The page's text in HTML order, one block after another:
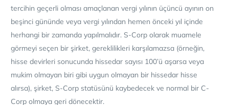
tercihin geçerli olması amaçlanan vergi yılının üçüncü ayının on
beşinci gününde veya vergi yılından hemen önceki yıl içinde
herhangi bir zamanda yapılmalıdır. S-Corp olarak muamele
görmeyi seçen bir şirket, gereklilikleri karşılamazsa (örneğin,
hisse devirleri sonucunda hissedar sayısı 100’ü aşarsa veya
mukim olmayan biri gibi uygun olmayan bir hissedar hisse
alırsa), şirket, S-Corp statüsünü kaybedecek ve normal bir C-
Corp olmaya geri dönecektir.